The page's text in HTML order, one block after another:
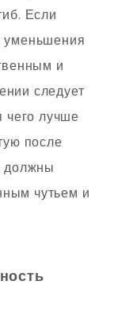
Если
уменьшения
и
следует
чего лучше
после
должны
чутьем и